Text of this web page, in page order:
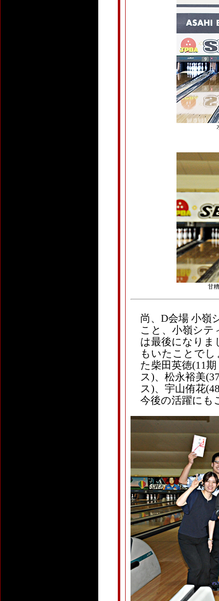
甘
尚、D会場 小嶺
こと、小嶺シ
は最後になりま
もいたことで
た柴田英徳(11
ス)、松永裕美
ス)、宇山侑花
今後の活躍にも